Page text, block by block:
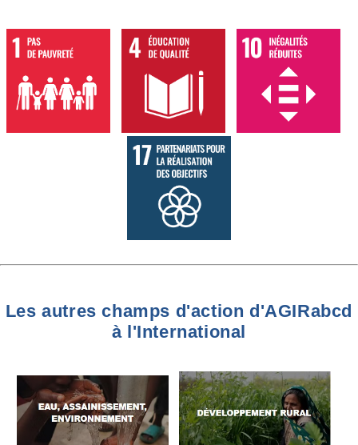
Les autres champs d'action d'AGIRabcd
à l'International